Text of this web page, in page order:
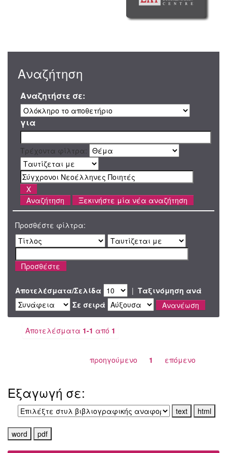
Αναζήτηση
Αναζητήστε σε:
για
Τρέχοντα φίλτρα:
Ξεκινήστε μία νέα αναζήτηση
Προσθέστε φίλτρα:
Αποτελέσματα/Σελίδα | Ταξινόμηση ανά
Σε σειρά
Αποτελέσματα 1-1 από 1
προηγούμενο 1 επόμενο
Εξαγωγή σε: